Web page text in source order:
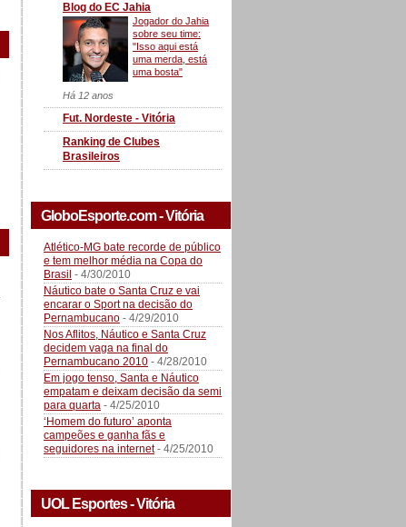
Blog do EC Jahia
Jogador do Jahia
sobre seu time:
"Isso aqui está
uma merda, está
uma bosta"
Há 12 anos
Fut. Nordeste - Vitória
Ranking de Clubes
Brasileiros
GloboEsporte.com - Vitória
Atlético-MG bate recorde de público
e tem melhor média na Copa do
Brasil - 4/30/2010
Náutico bate o Santa Cruz e vai
encarar o Sport na decisão do
Pernambucano - 4/29/2010
Nos Aflitos, Náutico e Santa Cruz
decidem vaga na final do
Pernambucano 2010 - 4/28/2010
Em jogo tenso, Santa e Náutico
empatam e deixam decisão da semi
para quarta - 4/25/2010
‘Homem do futuro’ aponta
campeões e ganha fãs e
seguidores na internet- 4/25/2010
UOL Esportes - Vitória